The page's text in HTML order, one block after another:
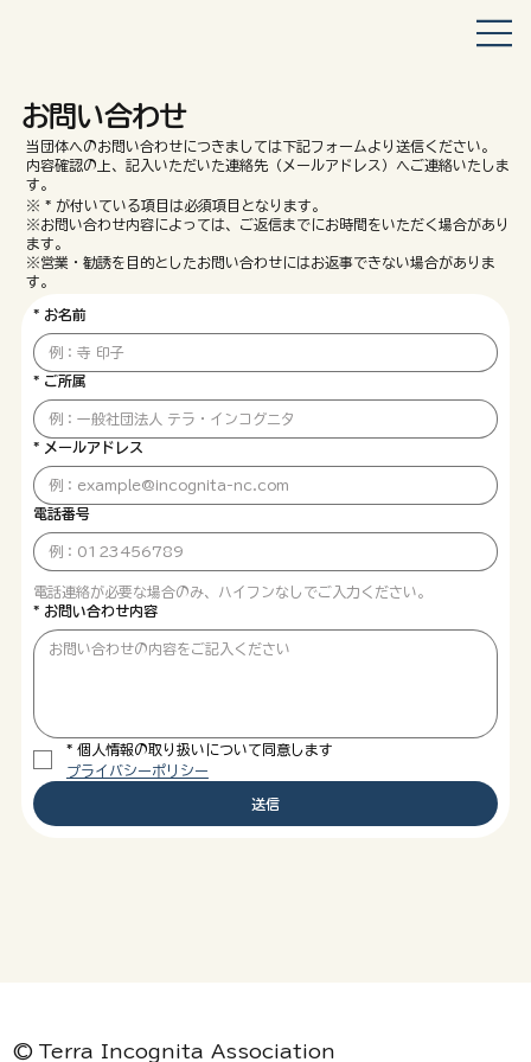
お問い合わせ
当団体へのお問い合わせにつきましては下記フォームより送信ください。
内容確認の上、記入いただいた連絡先（メールアドレス）へご連絡いたしま
す。
* お名前
* ご所属
* メールアドレス
電話番号
電話連絡が必要な場合のみ、ハイフンなしでご入力ください。
* お問い合わせ内容
* 個人情報の取り扱いについて同意します
プライバシーポリシー
送信
※ * が付いている項目は必須項目となります。
※お問い合わせ内容によっては、ご返信までにお時間をいただく場合があり
ます。
※営業・勧誘を目的としたお問い合わせにはお返事できない場合がありま
す。
© Terra Incognita Association